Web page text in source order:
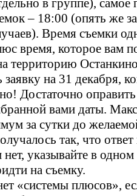
в группе), самое
– 18:00 (опять же
Время съемки
время, которое вам
территорию
на 31 декабря,
Достаточно оправить
вами даты.
за сутки до
так, что
указывайте в
на съемку.
«системы плюсов»,